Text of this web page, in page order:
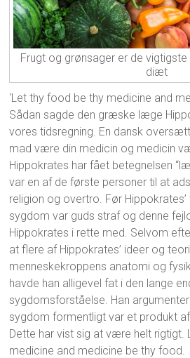
Frugt og grønsager er de
diæt
‘Let thy food be thy medicine and
Sådan sagde den græske læge
vores tidsregning. En dansk
mad være din medicin og medicin
Hippokrates har fået betegnelsen
var en af de første personer til at
religion og overtro. Før
sygdom var guds straf og denne
Hippokrates i rette med. Selvom
at flere af Hippokrates’ ideer og
menneskekroppens anatomi og
havde han alligevel fat i den lange
sygdomsforståelse. Han
sygdom formentligt var et produkt
Dette har vist sig at være helt rigtigt.
medicine and medicine be thy food.